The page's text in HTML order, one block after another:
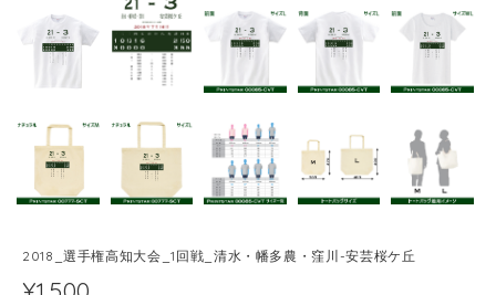
2018_選手権高知大会_1回戦_清水・幡多農・窪川-安芸桜ケ丘